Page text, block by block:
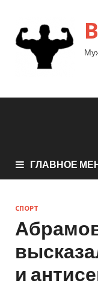
ГЛАВНОЕ
СПОРТ
и